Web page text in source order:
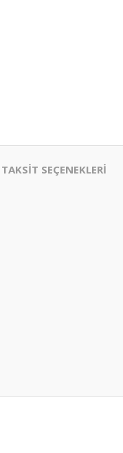
TAKSİT SEÇENEKLERİ